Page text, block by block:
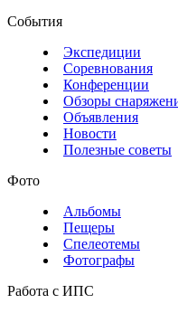
События
Экспедиции
Соревнования
Конференции
Обзоры
Объявления
Новости
Полезные советы
Фото
Альбомы
Пещеры
Спелеотемы
Фотографы
Работа с ИПС